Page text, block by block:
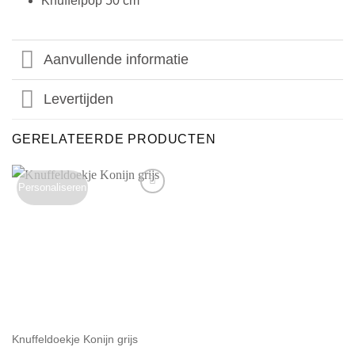
Aanvullende informatie
Levertijden
GERELATEERDE PRODUCTEN
Personaliseren
Knuffeldoekje Konijn grijs